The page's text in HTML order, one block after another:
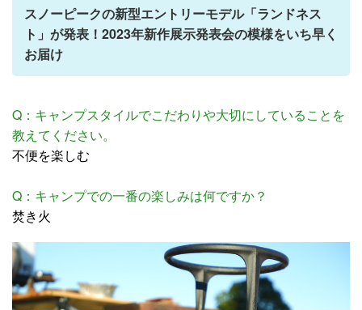
スノーピークの新型エントリーモデル「ランドネス
ト」が発表！2023年新作展示発表会の模様をいち早く
お届け
Q：キャンプスタイルでこだわりや大切にしていることを
教えてください。
不便を楽しむ
Q：キャンプでの一番の楽しみは何ですか？
焚き火